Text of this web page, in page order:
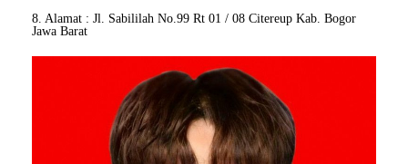
8. Alamat : Jl. Sabililah No.99 Rt 01 / 08 Citereup Kab. Bogor
Jawa Barat